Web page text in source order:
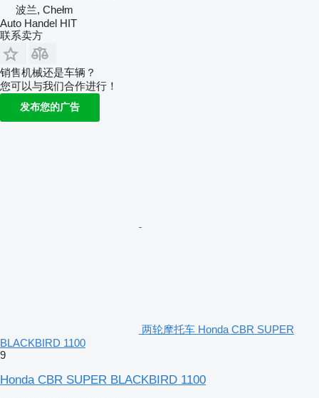
波兰, Chełm
Auto Handel HIT
联系卖方
销售机械还是车辆？
您可以与我们合作进行！
发布您的广告
两轮摩托车 Honda CBR SUPER
BLACKBIRD 1100
9
Honda CBR SUPER BLACKBIRD 1100